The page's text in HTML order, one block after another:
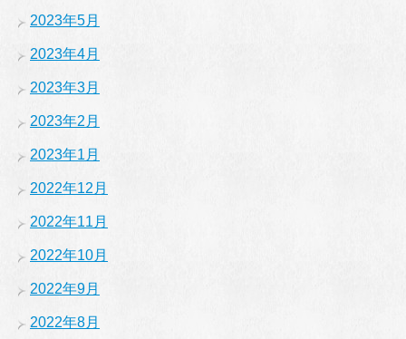
2023年5月
2023年4月
2023年3月
2023年2月
2023年1月
2022年12月
2022年11月
2022年10月
2022年9月
2022年8月